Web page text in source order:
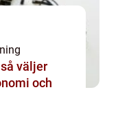
och